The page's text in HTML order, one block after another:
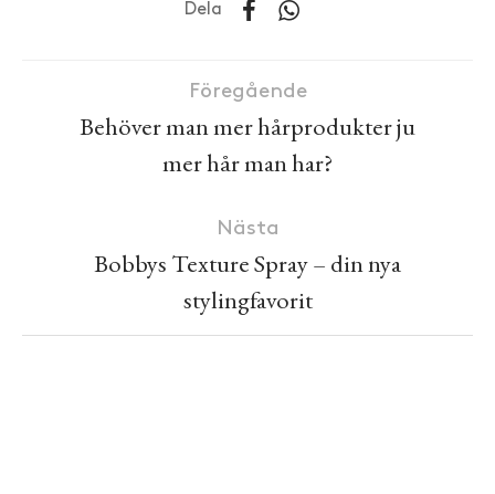
Dela
Föregående
Behöver man mer hårprodukter ju
mer hår man har?
Nästa
Bobbys Texture Spray – din nya
stylingfavorit